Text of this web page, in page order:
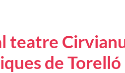
teatre
de Torelló